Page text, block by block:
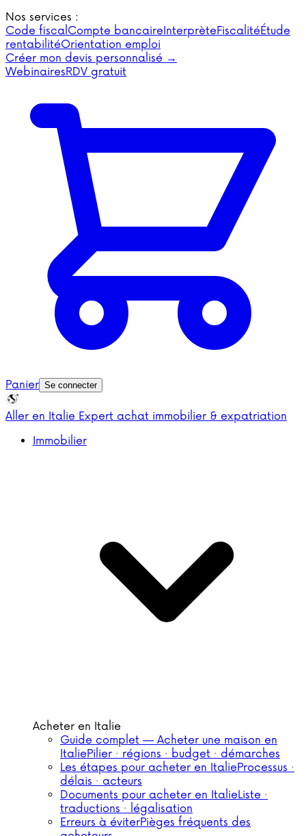
Nos services :
Code fiscalCompte bancaireInterprèteFiscalitéÉtude
rentabilitéOrientation emploi
Créer mon devis personnalisé →
WebinairesRDV gratuit
Panier Se connecter
Aller en Italie Expert achat immobilier & expatriation
Immobilier
Acheter en Italie
Guide complet — Acheter une maison en
ItaliePilier · régions · budget · démarches
Les étapes pour acheter en ItalieProcessus ·
délais · acteurs
Documents pour acheter en ItalieListe ·
traductions · légalisation
Erreurs à éviterPièges fréquents des